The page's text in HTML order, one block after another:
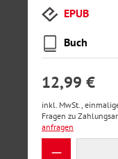
EPUB
Buch
12,99 €
inkl. MwSt.,
Fragen zu
anfragen
Produkt